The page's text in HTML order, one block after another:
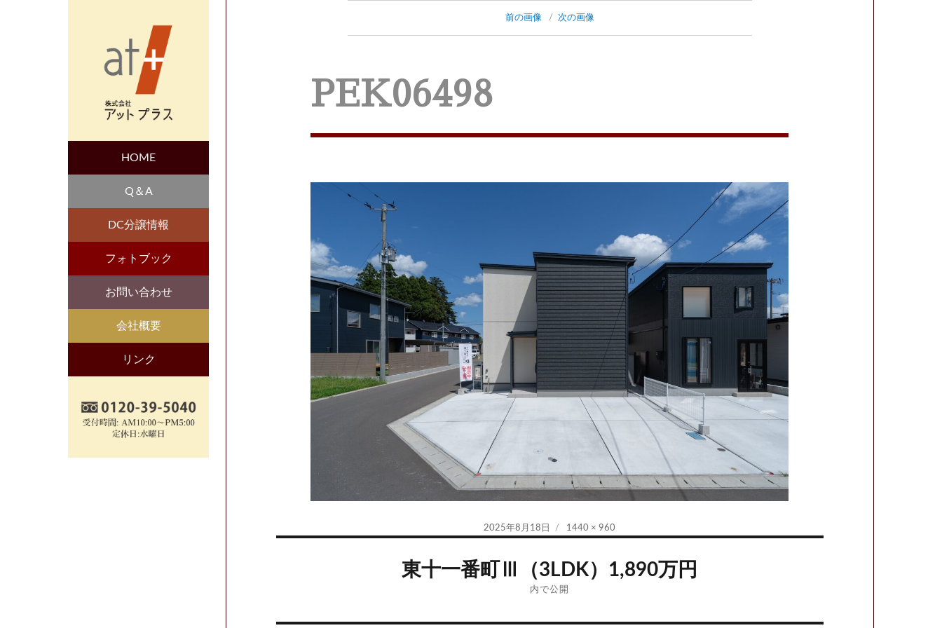
前の画像 次の画像
PEK06498
投
2025年8月18日
フ
イ
ズ
1440 × 960
東十一番町Ⅲ（3LDK）1,890万円
内で公開
HOME
Q＆A
DC分譲情報
フォトブック
お問い合わせ
会社概要
リンク